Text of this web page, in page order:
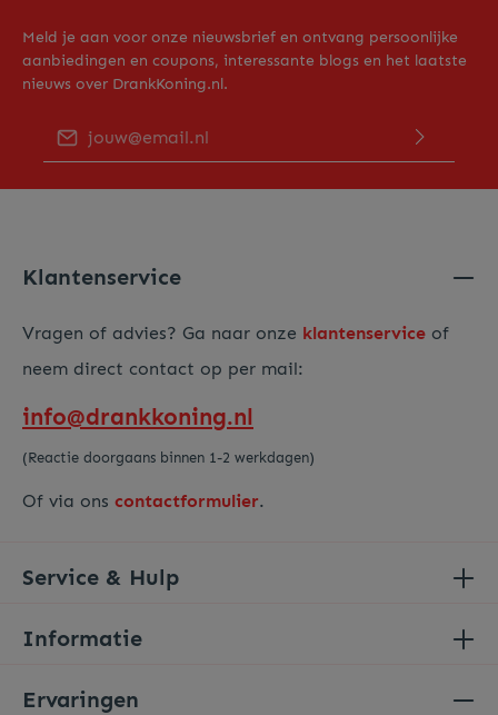
Meld je aan voor onze nieuwsbrief en ontvang persoonlijke
aanbiedingen en coupons, interessante blogs en het laatste
nieuws over DrankKoning.nl.
Ervaringen
Klantenservice
Vragen of advies? Ga naar onze klantenservice of
neem direct contact op per mail:
info@drankkoning.nl
(Reactie doorgaans binnen 1-2 werkdagen)
Of via ons contactformulier.
Service & Hulp
Informatie